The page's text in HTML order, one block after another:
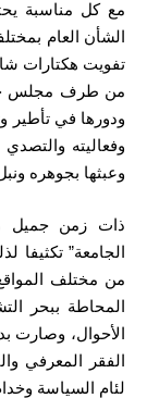
مع كل مناسبة
الشأن العام
تفويت هكتارات
من طرف مجلس
ودورها في تأطير
وفعاليته
وعبثها بجوهره
ذات زمن جميل
الجامعة” تكثيفا
من مختلف
المحاطة ببحر
الأحوال، وصارت
الفقر المعرفي
لئام السياسة